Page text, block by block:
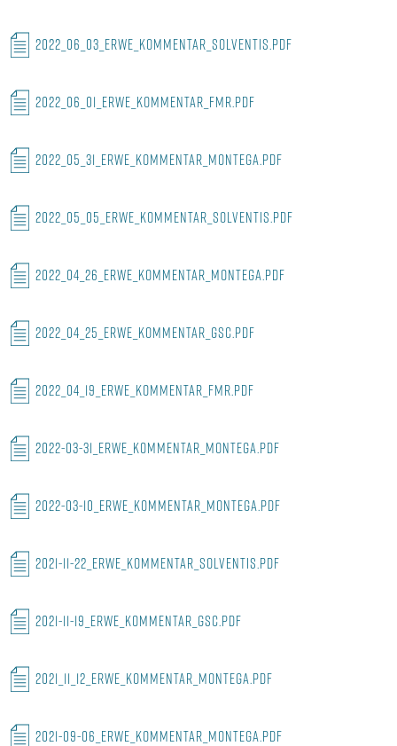
2022_06_03_ERWE_KOMMENTAR_SOLVENTIS.PDF
2022_06_01_ERWE_KOMMENTAR_FMR.PDF
2022_05_31_ERWE_KOMMENTAR_MONTEGA.PDF
2022_05_05_ERWE_KOMMENTAR_SOLVENTIS.PDF
2022_04_26_ERWE_KOMMENTAR_MONTEGA.PDF
2022_04_25_ERWE_KOMMENTAR_GSC.PDF
2022_04_19_ERWE_KOMMENTAR_FMR.PDF
2022-03-31_ERWE_KOMMENTAR_MONTEGA.PDF
2022-03-10_ERWE_KOMMENTAR_MONTEGA.PDF
2021-11-22_ERWE_Kommentar_Solventis.pdf
2021-11-19_ERWE_Kommentar_GSC.PDF
2021_11_12_ERWE_Kommentar_Montega.pdf
2021-09-06_ERWE_KOMMENTAR_MONTEGA.PDF